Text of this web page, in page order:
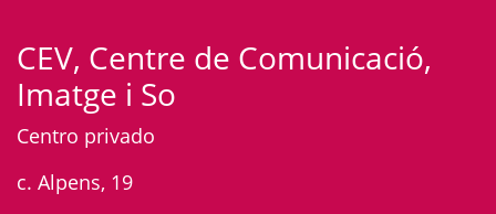
CEV, Centre de Comunicació,
Imatge i So
Centro privado
c. Alpens, 19